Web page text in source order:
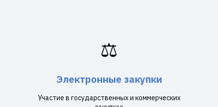
⚖️
Электронные закупки
Участие в государственных и коммерческих